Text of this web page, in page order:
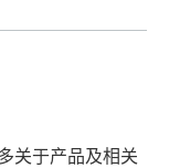
关于产品及相关